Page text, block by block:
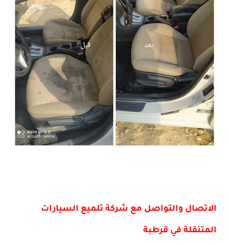
الاتصال والتواصل مع شركة تلميع السيارات
المتنقلة في قرطبة